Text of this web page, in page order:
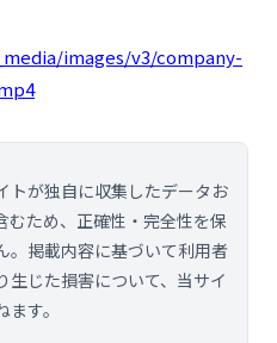
images/v3/company-
トが独自に収集したデータお
むため、正確性・完全性を保
。掲載内容に基づいて利用者
生じた損害について、当サイ
す。